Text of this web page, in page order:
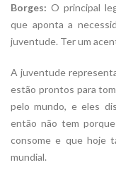
Borges: O principal
que aponta a
juventude. Ter um
A juventude
estão prontos para
pelo mundo, e eles
então não tem
consome e que hoje
mundial.